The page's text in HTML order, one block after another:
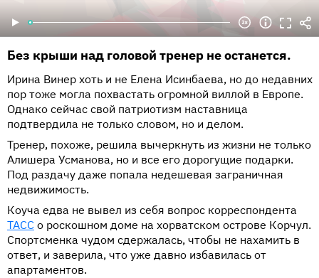
Без крыши над головой тренер не останется.
Ирина Винер хоть и не Елена Исинбаева, но до недавних
пор тоже могла похвастать огромной виллой в Европе.
Однако сейчас свой патриотизм наставница
подтвердила не только словом, но и делом.
Тренер, похоже, решила вычеркнуть из жизни не только
Алишера Усманова, но и все его дорогущие подарки.
Под раздачу даже попала недешевая заграничная
недвижимость.
Коуча едва не вывел из себя вопрос корреспондента
ТАСС о роскошном доме на хорватском острове Корчул.
Спортсменка чудом сдержалась, чтобы не нахамить в
ответ, и заверила, что уже давно избавилась от
апартаментов.